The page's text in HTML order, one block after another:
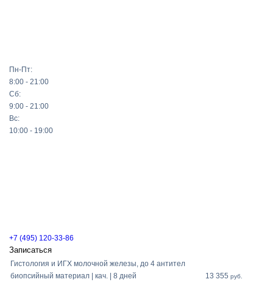
Пн-Пт:
8:00 - 21:00
Сб:
9:00 - 21:00
Вс:
10:00 - 19:00
+7 (495) 120-33-86
Записаться
Гистология и ИГХ молочной железы, до 4 антител
биопсийный материал | кач. | 8 дней
13 355 руб.